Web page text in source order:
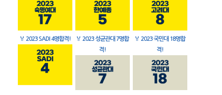
🏅 2023 SADI 4명합격! 🏅 2023 성균관대 7명합
격!
🏅 2023 국민대 18명합
격!